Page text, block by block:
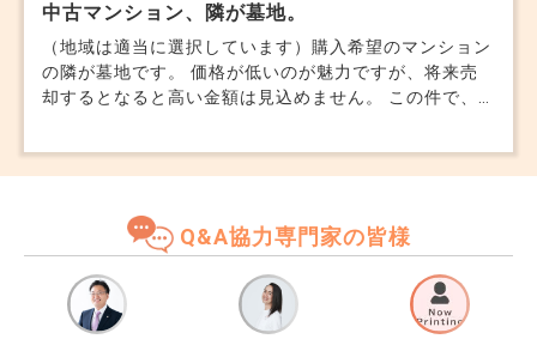
中古マンション、隣が墓地。
（地域は適当に選択しています）購入希望のマンション
の隣が墓地です。 価格が低いのが魅力ですが、将来売
却するとなると高い金額は見込めません。 この件で、
Q&A協力専門家の皆様